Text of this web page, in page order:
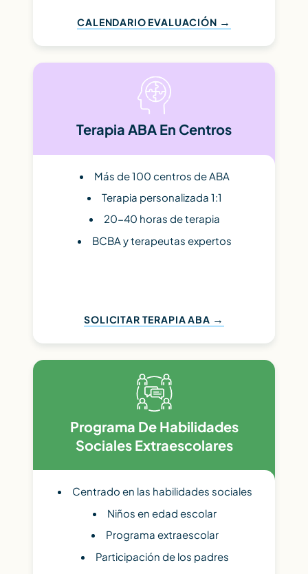
CALENDARIO EVALUACIÓN
Terapia ABA En Centros
Más de 100 centros de ABA
Terapia personalizada 1:1
20-40 horas de terapia
BCBA y terapeutas expertos
SOLICITAR TERAPIA ABA
Programa De Habilidades
Sociales Extraescolares
Centrado en las habilidades sociales
Niños en edad escolar
Programa extraescolar
Participación de los padres